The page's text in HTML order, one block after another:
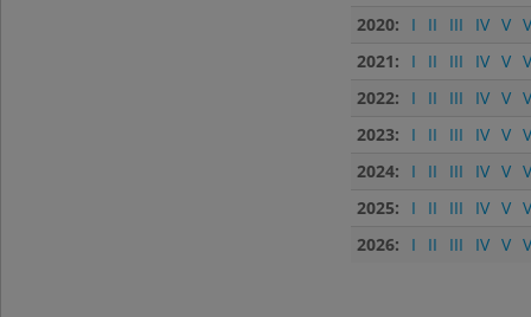
2020:
I II III IV V
2021:
I II III IV V
2022:
I II III IV V
2023:
I II III IV V
2024:
I II III IV V
2025:
I II III IV V
2026:
I II III IV V